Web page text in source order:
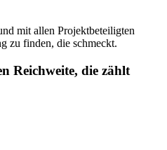
mit allen Projektbeteiligten
zu finden, die schmeckt.
Reichweite, die zählt